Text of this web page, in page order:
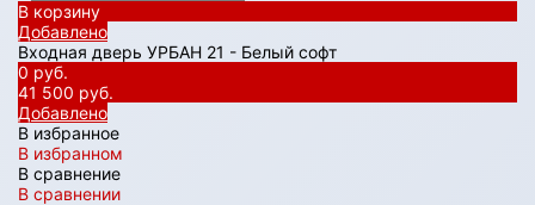
В корзину
Добавлено
Входная дверь УРБАН 21 - Белый софт
0 руб.
41 500 руб.
Добавлено
В избранное
В избранном
В сравнение
В сравнении